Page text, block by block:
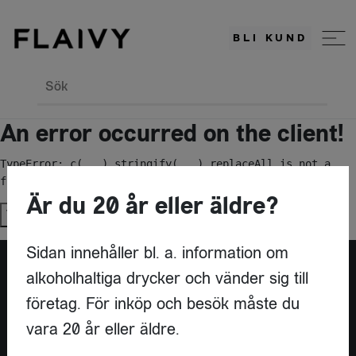
BLI KUND
Sök
An error occurred on the client!
TypeError: c(...).stringify(...).replaceAll is not a
function
Try again
Är du leverantör?
Är du 20 år eller äldre?
Sidan innehåller bl. a. information om
alkoholhaltiga drycker och vänder sig till
företag. För inköp och besök måste du
vara 20 år eller äldre.